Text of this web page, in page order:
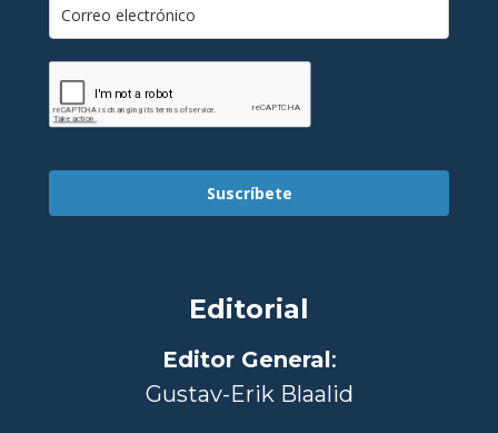
Suscríbete
Editorial
Editor General:
Gustav-Erik Blaalid